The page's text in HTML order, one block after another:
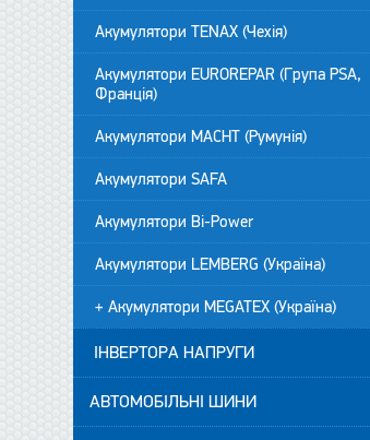
Акумулятори TENAX (Чехія)
Акумулятори EUROREPAR (Група PSA,
Франція)
Акумулятори MACHT (Румунія)
Акумулятори SAFA
Акумулятори Bi-Power
Акумулятори LEMBERG (Україна)
+ Акумулятори MEGATEX (Україна)
ІНВЕРТОРА НАПРУГИ
АВТОМОБІЛЬНІ ШИНИ